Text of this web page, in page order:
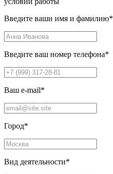
Введите ваши имя и фамилию*
Введите ваш номер телефона*
Ваш e-mail*
Город*
Вид деятельности*